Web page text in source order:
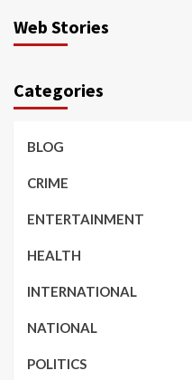
Web Stories
Categories
BLOG
CRIME
ENTERTAINMENT
HEALTH
INTERNATIONAL
NATIONAL
POLITICS